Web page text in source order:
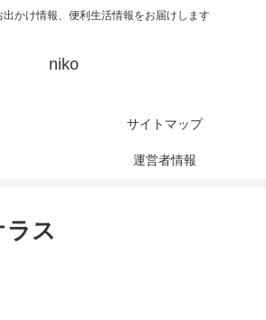
出かけ情報、便利生活情報をお届けします
niko
サイトマップ
運営者情報
ラス